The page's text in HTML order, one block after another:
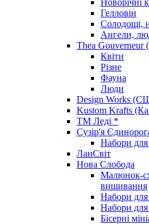
Гелловін
Солодощі,
Ангели,
Thea Gouverneur
Квіти
Різне
Фауна
Люди
Design Works
Kustom Krafts
ТМ Леді *
Сузір'я
Набори
ЛанСвіт
Нова Слобода
Малюнок-
вишивання
Набори
Набори
Бісерні